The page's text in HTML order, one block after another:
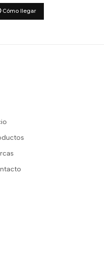
Cómo llegar